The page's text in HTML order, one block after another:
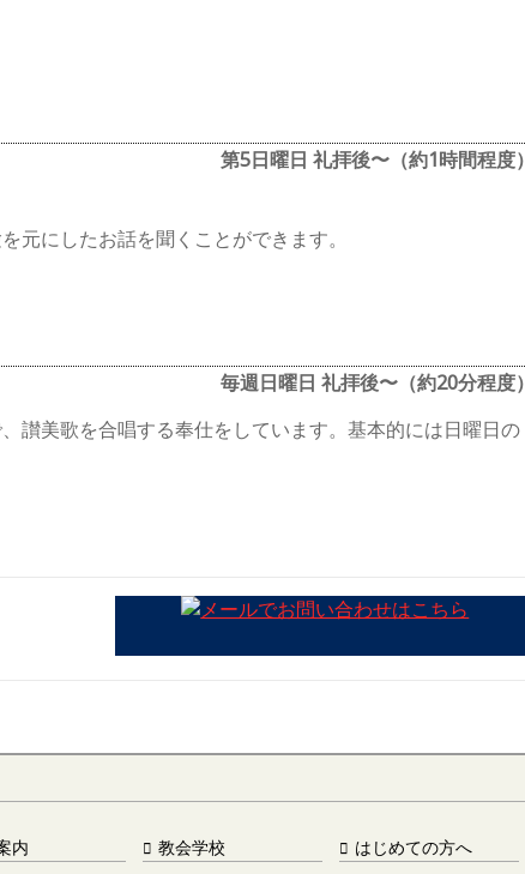
第5日曜日 礼拝後〜（約1時間程度）
元にしたお話を聞くことができます。
毎週日曜日 礼拝後〜（約20分程度）
讃美歌を合唱する奉仕をしています。基本的には日曜日の
内 教会学校 はじめての方へ